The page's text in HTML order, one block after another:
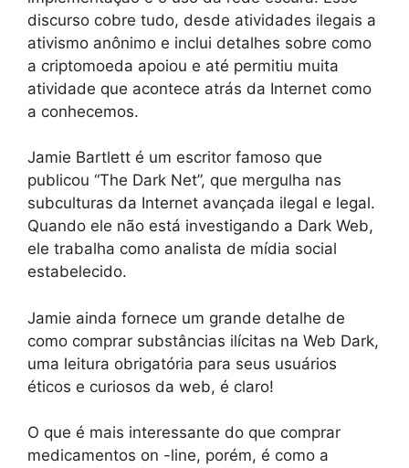
discurso cobre tudo, desde atividades ilegais a
ativismo anônimo e inclui detalhes sobre como
a criptomoeda apoiou e até permitiu muita
atividade que acontece atrás da Internet como
a conhecemos.
Jamie Bartlett é um escritor famoso que
publicou “The Dark Net”, que mergulha nas
subculturas da Internet avançada ilegal e legal.
Quando ele não está investigando a Dark Web,
ele trabalha como analista de mídia social
estabelecido.
Jamie ainda fornece um grande detalhe de
como comprar substâncias ilícitas na Web Dark,
uma leitura obrigatória para seus usuários
éticos e curiosos da web, é claro!
O que é mais interessante do que comprar
medicamentos on -line, porém, é como a